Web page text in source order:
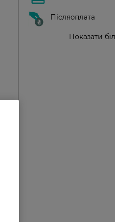
Післяоплата
Показати